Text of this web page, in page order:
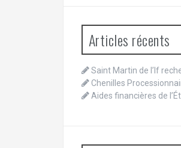
Articles récents
Saint Martin de l’If
Chenilles
Aides financières de